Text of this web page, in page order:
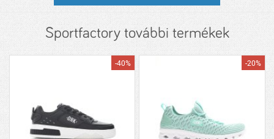
Sportfactory további termékek
-40% -20%